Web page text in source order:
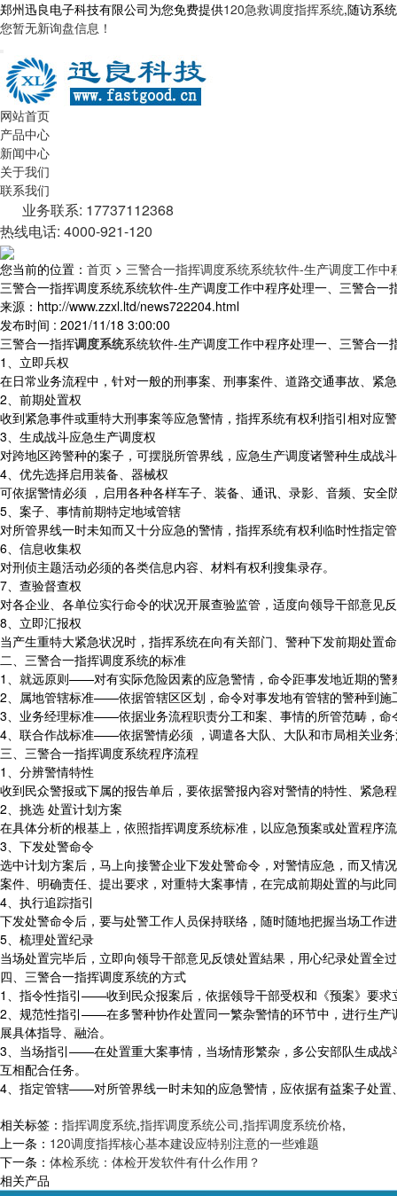
郑州迅良电子科技有限公司为您免费提供120急救调度指挥系统,随访系
您暂无新询盘信息！
网站首页
产品中心
新闻中心
关于我们
联系我们
业务联系: 17737112368
热线电话: 4000-921-120
您当前的位置： 首页 > 三警合一指挥调度系统系统软件-生产调度工作
三警合一指挥调度系统系统软件-生产调度工作中程序处理一、三警合一
来源：http://www.zzxl.ltd/news722204.html
发布时间 : 2021/11/18 3:00:00
三警合一指挥调度系统系统软件-生产调度工作中程序处理一、三警合一
1、立即兵权
在日常业务流程中，针对一般的刑事案、刑事案件、道路交通事故、紧
2、前期处置权
收到紧急事件或重特大刑事案等应急警情，指挥系统有权利指引相对应
3、生成战斗应急生产调度权
对跨地区跨警种的案子，可摆脱所管界线，应急生产调度诸警种生成战
4、优先选择启用装备、器械权
可依据警情必须 ，启用各种各样车子、装备、通讯、录影、音频、安全
5、案子、事情前期特定地域管辖
对所管界线一时未知而又十分应急的警情，指挥系统有权利临时性指定
6、信息收集权
对刑侦主题活动必须的各类信息内容、材料有权利搜集录存。
7、查验督查权
对各企业、各单位实行命令的状况开展查验监管，适度向领导干部意见
8、立即汇报权
当产生重特大紧急状况时，指挥系统在向有关部门、警种下发前期处置
二、三警合一指挥调度系统的标准
1、就远原则——对有实际危险因素的应急警情，命令距事发地近期的
2、属地管辖标准——依据管辖区区划，命令对事发地有管辖的警种到施
3、业务经理标准——依据业务流程职责分工和案、事情的所管范畴，
4、联合作战标准——依据警情必须 ，调遣各大队、大队和市局相关业
三、三警合一指挥调度系统程序流程
1、分辨警情特性
收到民众警报或下属的报告单后，要依据警报內容对警情的特性、紧急
2、挑选 处置计划方案
在具体分析的根基上，依照指挥调度系统标准，以应急预案或处置程序
3、下发处警命令
选中计划方案后，马上向接警企业下发处警命令，对警情应急，而又情
案件、明确责任、提出要求，对重特大案事情，在完成前期处置的与此
4、执行追踪指引
下发处警命令后，要与处警工作人员保持联络，随时随地把握当场工作
5、梳理处置纪录
当场处置完毕后，立即向领导干部意见反馈处置結果，用心纪录处置全
四、三警合一指挥调度系统的方式
1、指令性指引——收到民众报案后，依据领导干部受权和《预案》要
2、规范性指引——在多警种协作处置同一繁杂警情的环节中，进行生产
展具体指导、融洽。
3、当场指引——在处置重大案事情，当场情形繁杂，多公安部队生成战
互相配合任务。
4、指定管辖——对所管界线一时未知的应急警情，应依据有益案子处置
相关标签： 指挥调度系统,指挥调度系统公司,指挥调度系统价格,
上一条： 120调度指挥核心基本建设应特别注意的一些难题
下一条： 体检系统：体检开发软件有什么作用？
相关产品